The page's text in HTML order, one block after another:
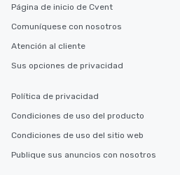
Página de inicio de Cvent
Comuníquese con nosotros
Atención al cliente
Sus opciones de privacidad
Política de privacidad
Condiciones de uso del producto
Condiciones de uso del sitio web
Publique sus anuncios con nosotros